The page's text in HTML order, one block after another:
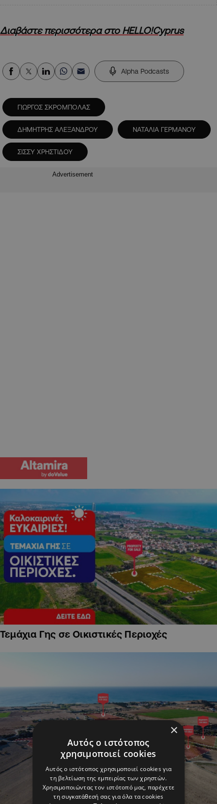
Διαβάστε περισσότερα στο HELLO!Cyprus
Alpha Podcasts
ΓΙΩΡΓΟΣ ΣΚΡΟΜΠΟΛΑΣ
ΔΗΜΗΤΡΗΣ ΑΛΕΞΑΝΔΡΟΥ ΝΑΤΑΛΙΑ ΓΕΡΜΑΝΟΥ
ΣΙΣΣΥ ΧΡΗΣΤΙΔΟΥ
Advertisement
Τεμάχια Γης σε Οικιστικές Περιοχές
×
Αυτός ο ιστότοπος
χρησιμοποιεί cookies
Αυτός ο ιστότοπος χρησιμοποιεί cookies για
τη βελτίωση της εμπειρίας των χρηστών.
Χρησιμοποιώντας τον ιστότοπό μας, παρέχετε
τη συγκατάθεσή σας για όλα τα cookies